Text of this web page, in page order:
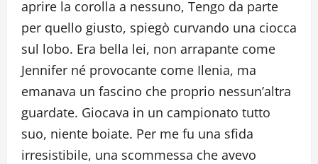
aprire la corolla a nessuno, Tengo da parte
per quello giusto, spiegò curvando una ciocca
sul lobo. Era bella lei, non arrapante come
Jennifer né provocante come Ilenia, ma
emanava un fascino che proprio nessun’altra
guardate. Giocava in un campionato tutto
suo, niente boiate. Per me fu una sfida
irresistibile, una scommessa che avevo